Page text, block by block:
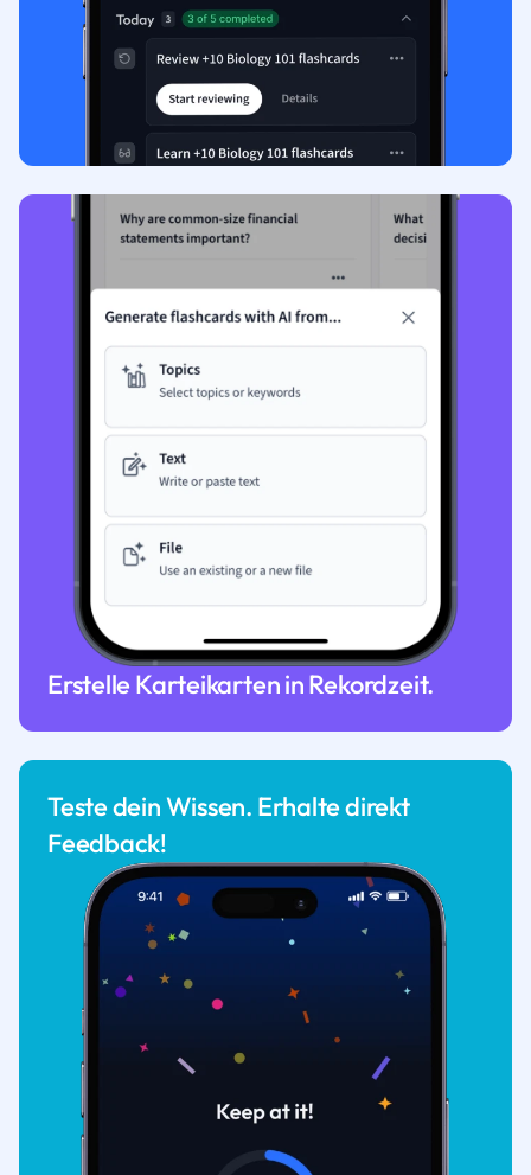
Erstelle Karteikarten in Rekordzeit.
Teste dein Wissen. Erhalte direkt
Feedback!